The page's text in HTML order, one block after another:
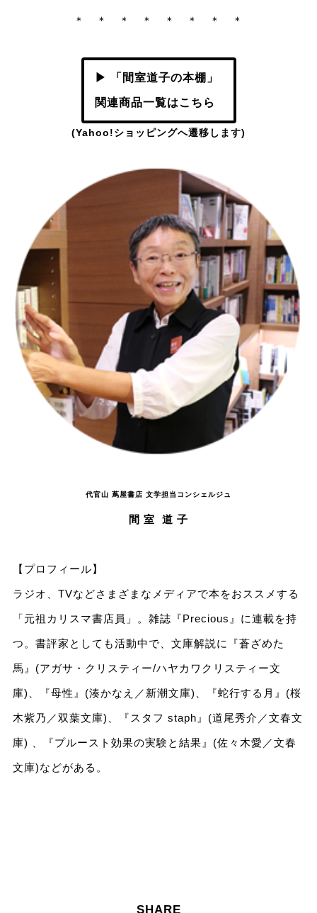
＊ ＊ ＊ ＊ ＊ ＊ ＊ ＊
▶ 「間室道子の本棚」
関連商品一覧はこちら
(Yahoo!ショッピングへ遷移します)
代官山 蔦屋書店 文学担当コンシェルジュ
間 室 道 子
【プロフィール】
ラジオ、TVなどさまざまなメディアで本をおススメする
「元祖カリスマ書店員」。雑誌『Precious』に連載を持
つ。書評家としても活動中で、文庫解説に『蒼ざめた
馬』(アガサ・クリスティー/ハヤカワクリスティー文
庫)、『母性』(湊かなえ／新潮文庫)、『蛇行する月』(桜
木紫乃／双葉文庫)、『スタフ staph』(道尾秀介／文春文
庫) 、『プルースト効果の実験と結果』(佐々木愛／文春
文庫)などがある。
SHARE